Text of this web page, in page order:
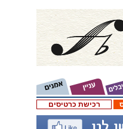
רכישת כרטיסים